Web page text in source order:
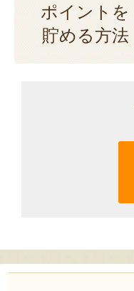
ポイントを
貯める方法